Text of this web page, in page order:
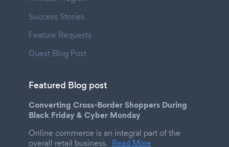
Success Stories
Feature Requests
Guest Blog Post
Featured Blog post
Converting Cross-Border Shoppers During
Black Friday & Cyber Monday
Online commerce is an integral part of the
overall retail business. Read More